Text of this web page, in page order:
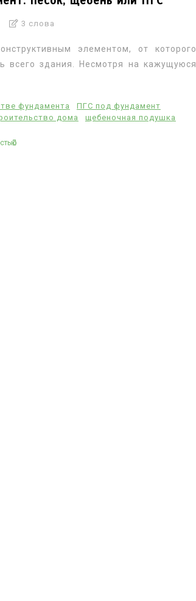
3 слова
элементом, от которого
всего здания. Несмотря на кажущуюся
фундамента
ПГС под фундамент
дома щебеночная подушка